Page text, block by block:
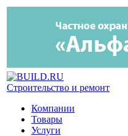
Строительство и ремонт
Компании
Товары
Услуги